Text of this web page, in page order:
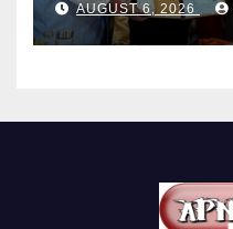
AUGUST 6, 2026